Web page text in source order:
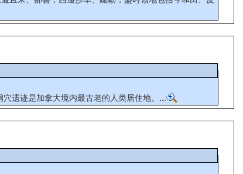
遗迹是加拿大境内最古老的人类居住地。...